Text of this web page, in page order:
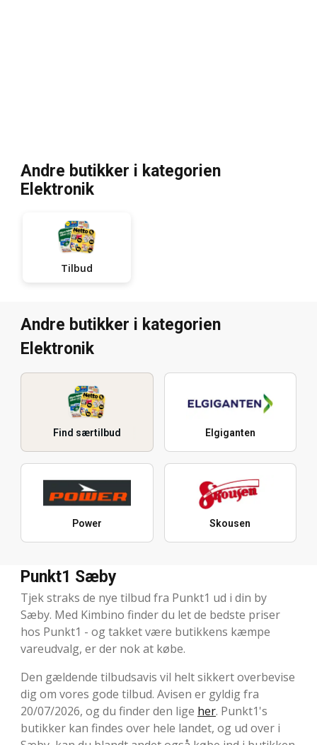
Andre butikker i kategorien
Elektronik
Tilbud
Andre butikker i kategorien
Elektronik
Find særtilbud Elgiganten
Power Skousen
Punkt1 Sæby
Tjek straks de nye tilbud fra Punkt1 ud i din by
Sæby. Med Kimbino finder du let de bedste priser
hos Punkt1 - og takket være butikkens kæmpe
vareudvalg, er der nok at købe.
Den gældende tilbudsavis vil helt sikkert overbevise
dig om vores gode tilbud. Avisen er gyldig fra
20/07/2026, og du finder den lige her. Punkt1's
butikker kan findes over hele landet, og ud over i